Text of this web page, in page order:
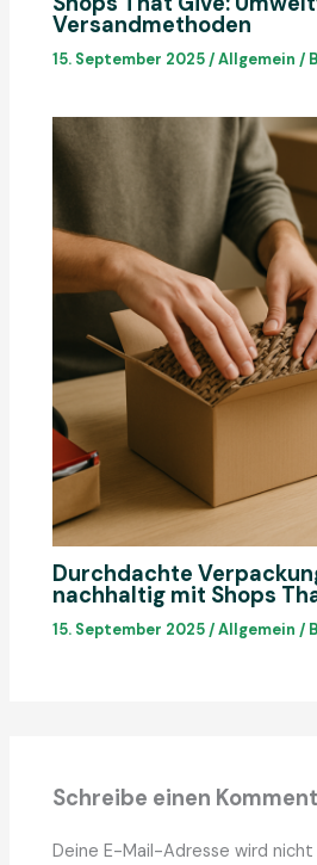
Versandmethoden
15. September 2025 /Allgemein /
Durchdachte
nachhaltig mit Shops
15. September 2025 /Allgemein /
Schreibe einen
Deine E-Mail-Adresse wird